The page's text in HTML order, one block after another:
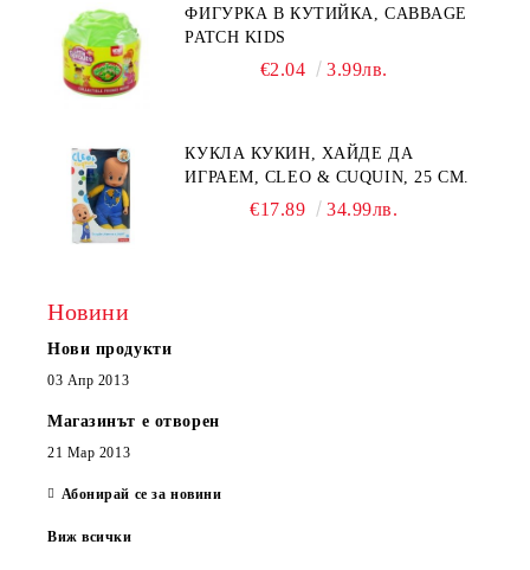
ФИГУРКА В КУТИЙКА, CABBAGE
PATCH KIDS
€2.04 3.99лв.
КУКЛА КУКИН, ХАЙДЕ ДА
ИГРАЕМ, CLEO & CUQUIN, 25 СМ.
€17.89 34.99лв.
Новини
Нови продукти
03 Апр 2013
Магазинът е отворен
21 Мар 2013
Абонирай се за новини
Виж всички